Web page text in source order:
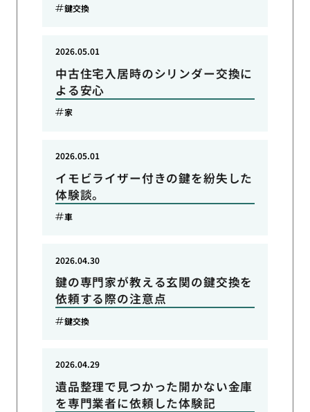
鍵交換
中古住宅入居時のシリンダー交換に
よる安心
2026.05.01
家
イモビライザー付きの鍵を紛失した
体験談。
2026.05.01
車
鍵の専門家が教える玄関の鍵交換を
依頼する際の注意点
2026.04.30
鍵交換
遺品整理で見つかった開かない金庫
を専門業者に依頼した体験記
2026.04.29